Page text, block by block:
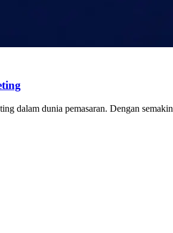
dalam dunia pemasaran. Dengan